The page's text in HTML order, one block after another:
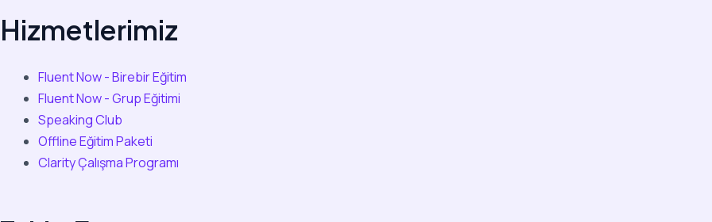
Hizmetlerimiz
Fluent Now - Birebir Eğitim
Fluent Now - Grup Eğitimi
Speaking Club
Offline Eğitim Paketi
Clarity Çalışma Programı